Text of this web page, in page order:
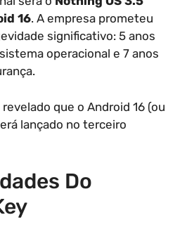
16. A empresa prometeu
significativo: 5 anos
operacional e 7 anos
que o Android 16 (ou
lançado no terceiro
Do